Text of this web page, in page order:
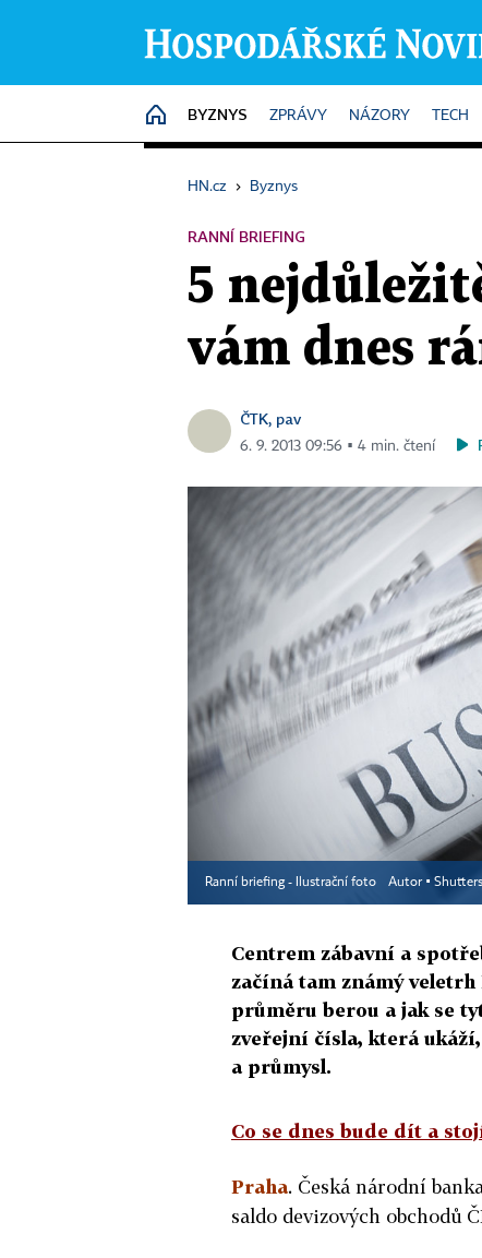
HOME
BYZNYS ZPRÁVY NÁZORY TECH
HN.cz › Byznys
RANNÍ BRIEFING
5
vám dnes
ČTK, pav
6. 9. 2013 09:56 ▪ 4 min. čtení
Ranní briefing - Ilustrační foto Autor ▪
Centrem zábavní a
začíná tam známý
průměru berou a jak se
zveřejní čísla, která
a průmysl.
Co se dnes bude dít a
Praha. Česká národní
saldo devizových obchodů